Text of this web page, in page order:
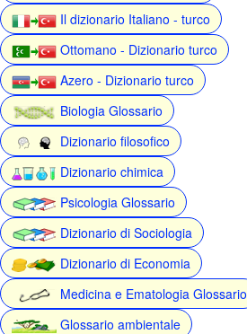
Il dizionario Italiano - turco
Ottomano - Dizionario turco
Azero - Dizionario turco
Biologia Glossario
Dizionario filosofico
Dizionario chimica
Psicologia Glossario
Dizionario di Sociologia
Dizionario di Economia
Medicina e Ematologia Glossario
Glossario ambientale